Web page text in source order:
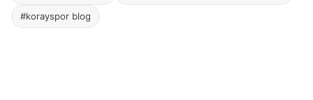
#korayspor blog